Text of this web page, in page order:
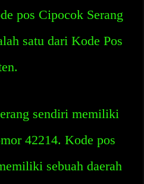
pos Cipocok Serang
satu dari Kode Pos
sendiri memiliki
42214. Kode pos
sebuah daerah